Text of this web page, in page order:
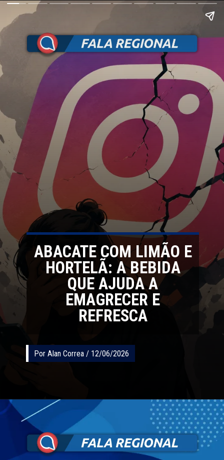
Por Alan Correa / 12/06/2026
Por Alan Correa / 12/06/2026
ABACATE COM LIMÃO E
HORTELÃ: A BEBIDA
QUE AJUDA A
EMAGRECER E
REFRESCA